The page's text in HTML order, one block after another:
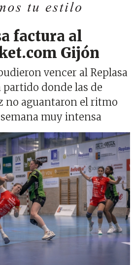
factura al
Gijón
vencer al Replasa
donde las de
no aguantaron el ritmo
muy intensa